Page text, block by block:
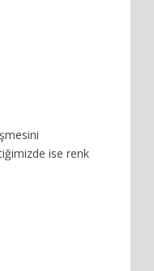
ise renk